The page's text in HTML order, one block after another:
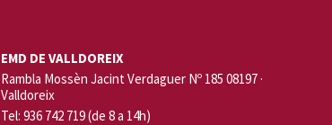
EMD DE VALLDOREIX
Rambla Mossèn Jacint Verdaguer Nº 185 08197 ·
Valldoreix
Tel: 936 742 719 (de 8 a 14h)